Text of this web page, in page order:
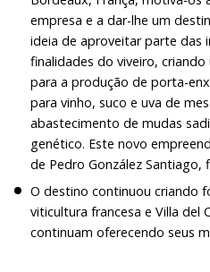
empresa e a dar-lhe um
ideia de aproveitar parte das
finalidades do viveiro,
para a produção de porta-
para vinho, suco e uva de
abastecimento de mudas
genético. Este novo
de Pedro González
O destino continuou criando
viticultura francesa e Villa del
continuam oferecendo seus